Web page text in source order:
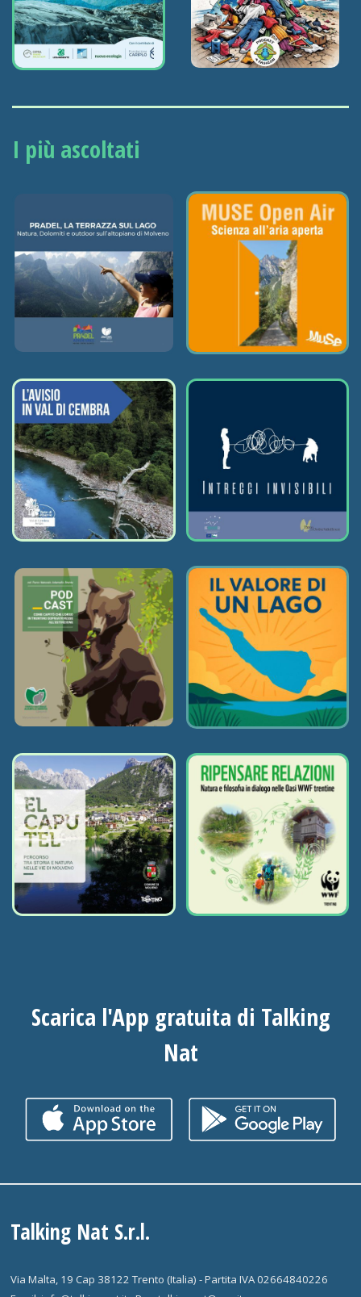
I più ascoltati
Scarica l'App gratuita di Talking
Nat
Talking Nat S.r.l.
Via Malta, 19 Cap 38122 Trento (Italia) - Partita IVA 02664840226